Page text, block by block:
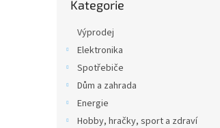
kategorie
Kategorie
Výprodej
Elektronika
Spotřebiče
Dům a zahrada
Energie
Hobby, hračky, sport a zdraví